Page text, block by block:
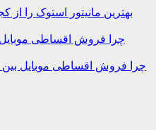
بهترین مانیتور استوک را
چرا فروش اقساطی موبایل